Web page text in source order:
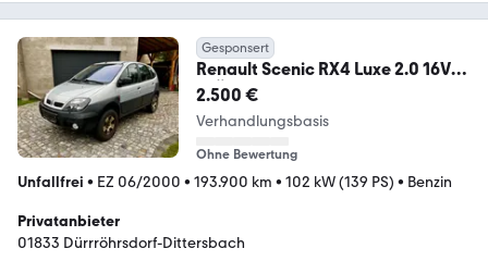
Gesponsert
Renault Scenic RX4 Luxe 2.0 16V
*TÜV Neu*Reifen Neu*
2.500 €
Verhandlungsbasis
Ohne Bewertung
Unfallfrei • EZ 06/2000 • 193.900 km • 102 kW (139 PS) • Benzin
Privatanbieter
01833 Dürrröhrsdorf-Dittersbach